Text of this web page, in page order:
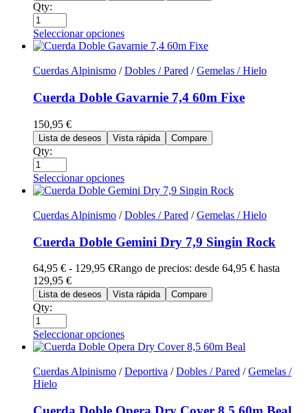
Qty:
Seleccionar opciones
Cuerdas Alpinismo /Dobles / Pared /Gemelas / Hielo
Cuerda Doble Gavarnie 7,4 60m Fixe
150,95 €
Lista de deseos Vista rápida Compare
Qty:
Seleccionar opciones
Cuerdas Alpinismo /Dobles / Pared /Gemelas / Hielo
Cuerda Doble Gemini Dry 7,9 Singin Rock
64,95 € - 129,95 €Rango de precios: desde 64,95 € hasta
129,95 €
Lista de deseos Vista rápida Compare
Qty:
Seleccionar opciones
Cuerdas Alpinismo /Deportiva /Dobles / Pared /Gemelas /
Hielo